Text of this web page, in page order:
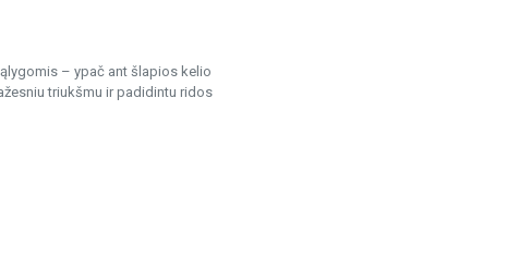
– ypač ant šlapios kelio
triukšmu ir padidintu ridos